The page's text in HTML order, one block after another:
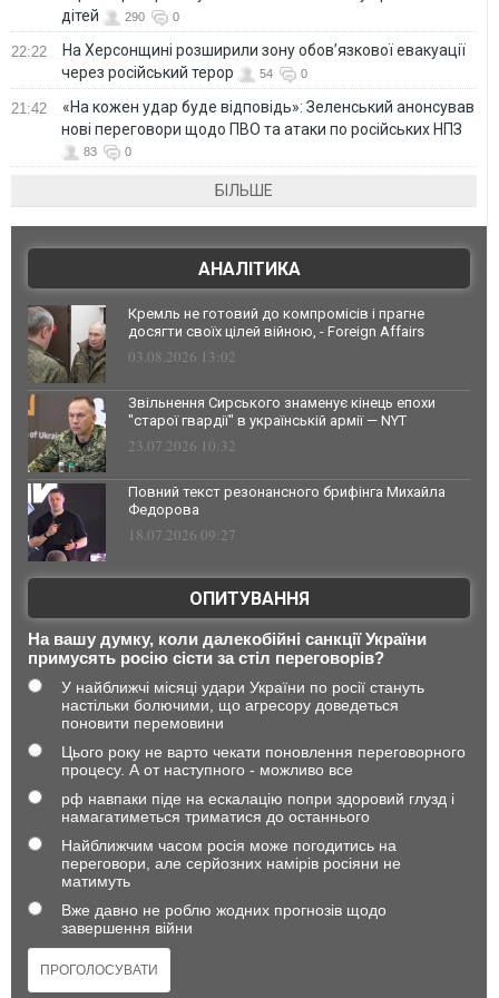
дітей
290 0
22:22
На Херсонщині розширили зону обов’язкової евакуації
через російський терор
54 0
21:42
«На кожен удар буде відповідь»: Зеленський анонсував
нові переговори щодо ПВО та атаки по російських НПЗ
83 0
БІЛЬШЕ
АНАЛІТИКА
Кремль не готовий до компромісів і прагне
досягти своїх цілей війною, - Foreign Affairs
03.08.2026 13:02
Звільнення Сирського знаменує кінець епохи
"старої гвардії" в українській армії — NYT
23.07.2026 10:32
Повний текст резонансного брифінга Михайла
Федорова
18.07.2026 09:27
ОПИТУВАННЯ
На вашу думку, коли далекобійні санкції України
примусять росію сісти за стіл переговорів?
У найближчі місяці удари України по росії стануть
настільки болючими, що агресору доведеться
поновити перемовини
Цього року не варто чекати поновлення переговорного
процесу. А от наступного - можливо все
рф навпаки піде на ескалацію попри здоровий глузд і
намагатиметься триматися до останнього
Найближчим часом росія може погодитись на
переговори, але серйозних намірів росіяни не
матимуть
Вже давно не роблю жодних прогнозів щодо
завершення війни